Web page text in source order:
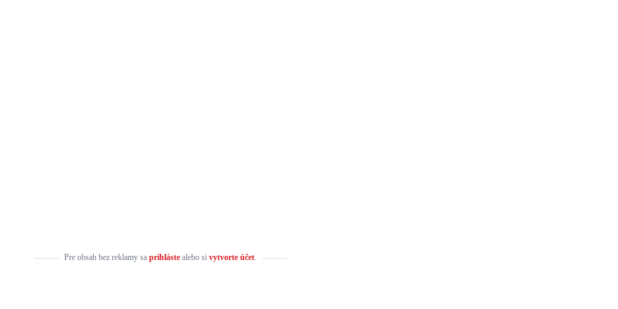
Pre obsah bez reklamy sa prihlástealebo si vytvorte účet.